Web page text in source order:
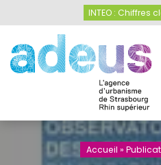
INTEO : Chiffres
INTEO :
Accueil »
Panneau de gestion des